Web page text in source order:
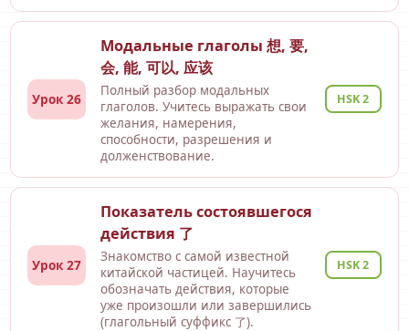
Урок 26
Модальные глаголы 想, 要,
会, 能, 可以, 应该
Полный разбор модальных
глаголов. Учитесь выражать свои
желания, намерения,
способности, разрешения и
долженствование.
HSK 2
Урок 27
Показатель состоявшегося
действия 了
Знакомство с самой известной
китайской частицей. Научитесь
обозначать действия, которые
уже произошли или завершились
(глагольный суффикс 了).
HSK 2